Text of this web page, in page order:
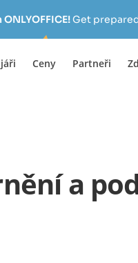
Get
Ceny Partneři
a